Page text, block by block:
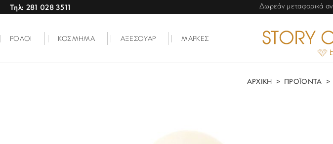
Τηλ: 281 028 3511 Δωρεάν μεταφορικά
ΡΟΛΟΙ ΚΟΣΜΗΜΑ ΑΞΕΣΟΥΑΡ ΜΑΡΚΕΣ
ΑΡΧΙΚΗ > ΠΡΟΪΟΝΤΑ >